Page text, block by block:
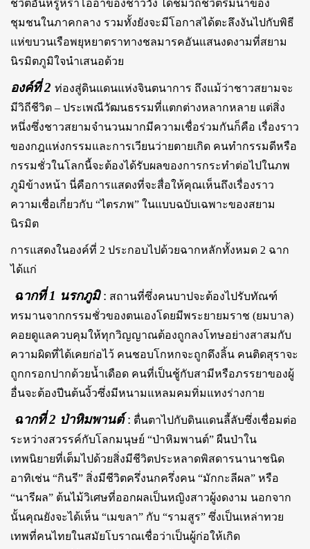
ชีวิตอันหรูหราโอ่อ่าของชาววัง ได้ชมวิถีชีวิตริมน้ำของ
ชุมชนในภาคกลาง รวมทั้งยังจะมีโอกาสได้ตะลึงงันไปกับพิธี
แห่ขบวนเรือพยุหยาตราทางชลมารคอันแสนงดงามที่สยาม
นิรมิตภูมิใจนำเสนอด้วย
องค์ที่ 2 ท่องสู่ดินแดนแห่งจินตนาการ ถึงแม้ว่าชาวสยามจะ
มีวิถีชีวิต – ประเพณีวัฒนธรรมที่แตกต่างหลากหลาย แต่สิ่ง
หนึ่งซึ่งชาวสยามจำนวนมากมีความเชื่อร่วมกันก็คือ เรื่องราว
ของกฎแห่งกรรมและการเวียนว่ายตายเกิด คนทำกรรมดีหรือ
กรรมชั่วในโลกนี้จะต้องได้รับผลของการกระทำต่อไปในภพ
ภูมิข้างหน้า นี่คือการแสดงที่จะสื่อให้คุณเห็นถึงเรื่องราว
ความเชื่อเกี่ยวกับ “ไตรภพ” ในแบบฉบับเฉพาะของสยาม
นิรมิต
การแสดงในองค์ที่ 2 ประกอบไปด้วยฉากหลักทั้งหมด 2 ฉาก
ได้แก่
ฉากที่ 1 นรกภูมิ : สถานที่ซึ่งคนบาปจะต้องไปรับทัณฑ์
ทรมานจากกรรมชั่วของตนเองโดยมีพระยายมราช (ยมบาล)
คอยดูแลควบคุมให้ทุกวิญญาณต้องถูกลงโทษอย่างสาสมกับ
ความผิดที่ได้เคยก่อไว้ คนชอบโกหกจะถูกดึงลิ้น คนติดสุราจะ
ถูกกรอกปากด้วยน้ำเดือด คนที่เป็นชู้กับสามีหรือภรรยาของผู้
อื่นจะต้องปีนต้นงิ้วซึ่งมีหนามแหลมคมทิ่มแทงร่างกาย
ฉากที่ 2 ป่าหิมพานต์: ตื่นตาไปกับดินแดนลี้ลับซึ่งเชื่อมต่อ
ระหว่างสวรรค์กับโลกมนุษย์ “ป่าหิมพานต์” ผืนป่าใน
เทพนิยายที่เต็มไปด้วยสิ่งมีชีวิตประหลาดพิสดารนานาชนิด
อาทิเช่น “กินรี” สิ่งมีชีวิตครึ่งนกครึ่งคน “มักกะลีผล” หรือ
“นารีผล” ต้นไม้วิเศษที่ออกผลเป็นหญิงสาวผู้งดงาม นอกจาก
นั้นคุณยังจะได้เห็น “เมขลา” กับ “รามสูร” ซึ่งเป็นเหล่าทวย
เทพที่คนไทยในสมัยโบราณเชื่อว่าเป็นผู้ก่อให้เกิด